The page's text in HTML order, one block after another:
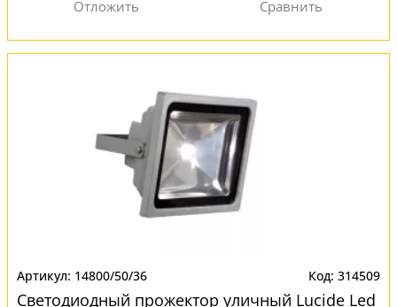
14800/50/36 314509
Светодиодный прожектор уличный Lucide Led